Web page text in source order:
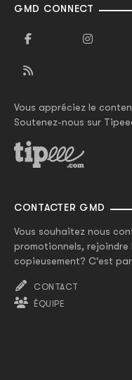
GMD CONNECT
Vous appréciez le
Soutenez-nous sur
CONTACTER GMD
Vous souhaitez nous
promotionnels, rejoindre
copieusement? C'est
CONTACT
ÉQUIPE